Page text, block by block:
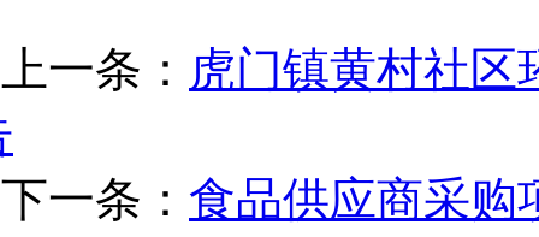
上一条： 虎门镇黄村社区
下一条： 食品供应商采购